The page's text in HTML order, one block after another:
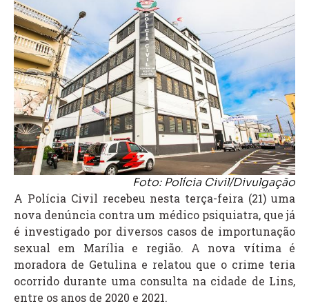
Foto: Polícia Civil/Divulgação
A Polícia Civil recebeu nesta terça-feira (21) uma
nova denúncia contra um médico psiquiatra, que já
é investigado por diversos casos de importunação
sexual em Marília e região. A nova vítima é
moradora de Getulina e relatou que o crime teria
ocorrido durante uma consulta na cidade de Lins,
entre os anos de 2020 e 2021.